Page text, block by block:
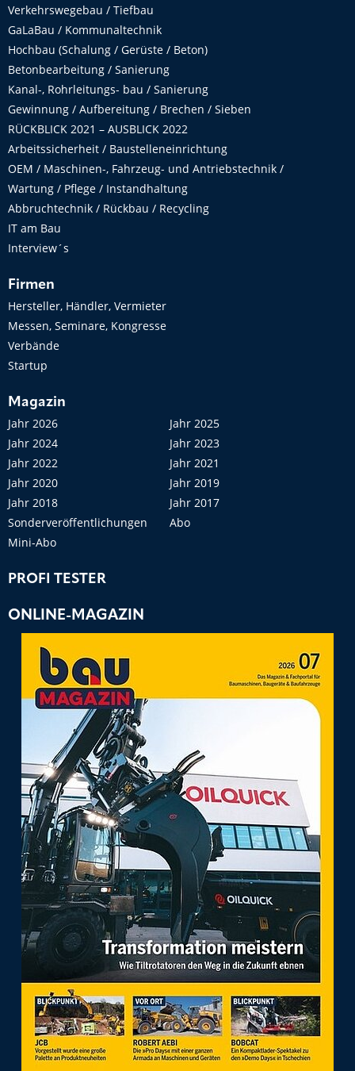
Verkehrswegebau / Tiefbau
GaLaBau / Kommunaltechnik
Hochbau (Schalung / Gerüste / Beton)
Betonbearbeitung / Sanierung
Kanal-, Rohrleitungs- bau / Sanierung
Gewinnung / Aufbereitung / Brechen / Sieben
RÜCKBLICK 2021 – AUSBLICK 2022
Arbeitssicherheit / Baustelleneinrichtung
OEM / Maschinen-, Fahrzeug- und Antriebstechnik /
Wartung / Pflege / Instandhaltung
Abbruchtechnik / Rückbau / Recycling
IT am Bau
Interview´s
Firmen
Hersteller, Händler, Vermieter
Messen, Seminare, Kongresse
Verbände
Startup
Magazin
Jahr 2026
Jahr 2025
Jahr 2024
Jahr 2023
Jahr 2022
Jahr 2021
Jahr 2020
Jahr 2019
Jahr 2018
Jahr 2017
Sonderveröffentlichungen
Abo
Mini-Abo
PROFI TESTER
ONLINE-MAGAZIN